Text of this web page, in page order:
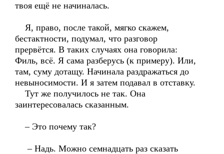
твоя ещё не начиналась.
Я, право, после такой, мягко скажем,
бестактности, подумал, что разговор
прервётся. В таких случаях она говорила:
Филь, всё. Я сама разберусь (к примеру). Или,
там, суму дотащу. Начинала раздражаться до
невыносимости. И я затем подавал в отставку.
Тут же получилось не так. Она
заинтересовалась сказанным.
– Это почему так?
– Надь. Можно семнадцать раз сказать